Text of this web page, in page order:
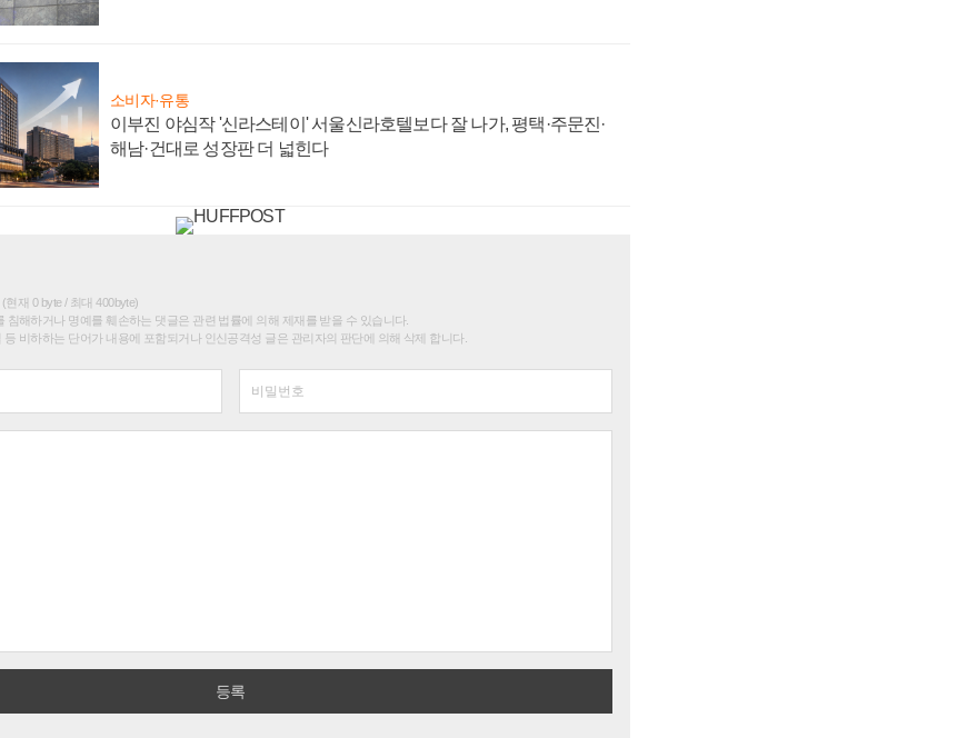
소비자·유통
이부진 야심작 '신라스테이' 서울신라호텔보다 잘 나가, 평택·주문진·
해남·건대로 성장판 더 넓힌다
재 0 byte / 최대 400byte)
침해하거나 명예를 훼손하는 댓글은 관련 법률에 의해 제재를 받을 수 있습니다.
비하하는 단어가 내용에 포함되거나 인신공격성 글은 관리자의 판단에 의해 삭제 합니다.